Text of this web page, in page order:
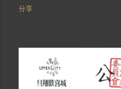
分享